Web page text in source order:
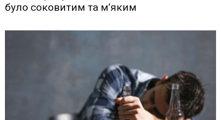
було соковитим та м’яким